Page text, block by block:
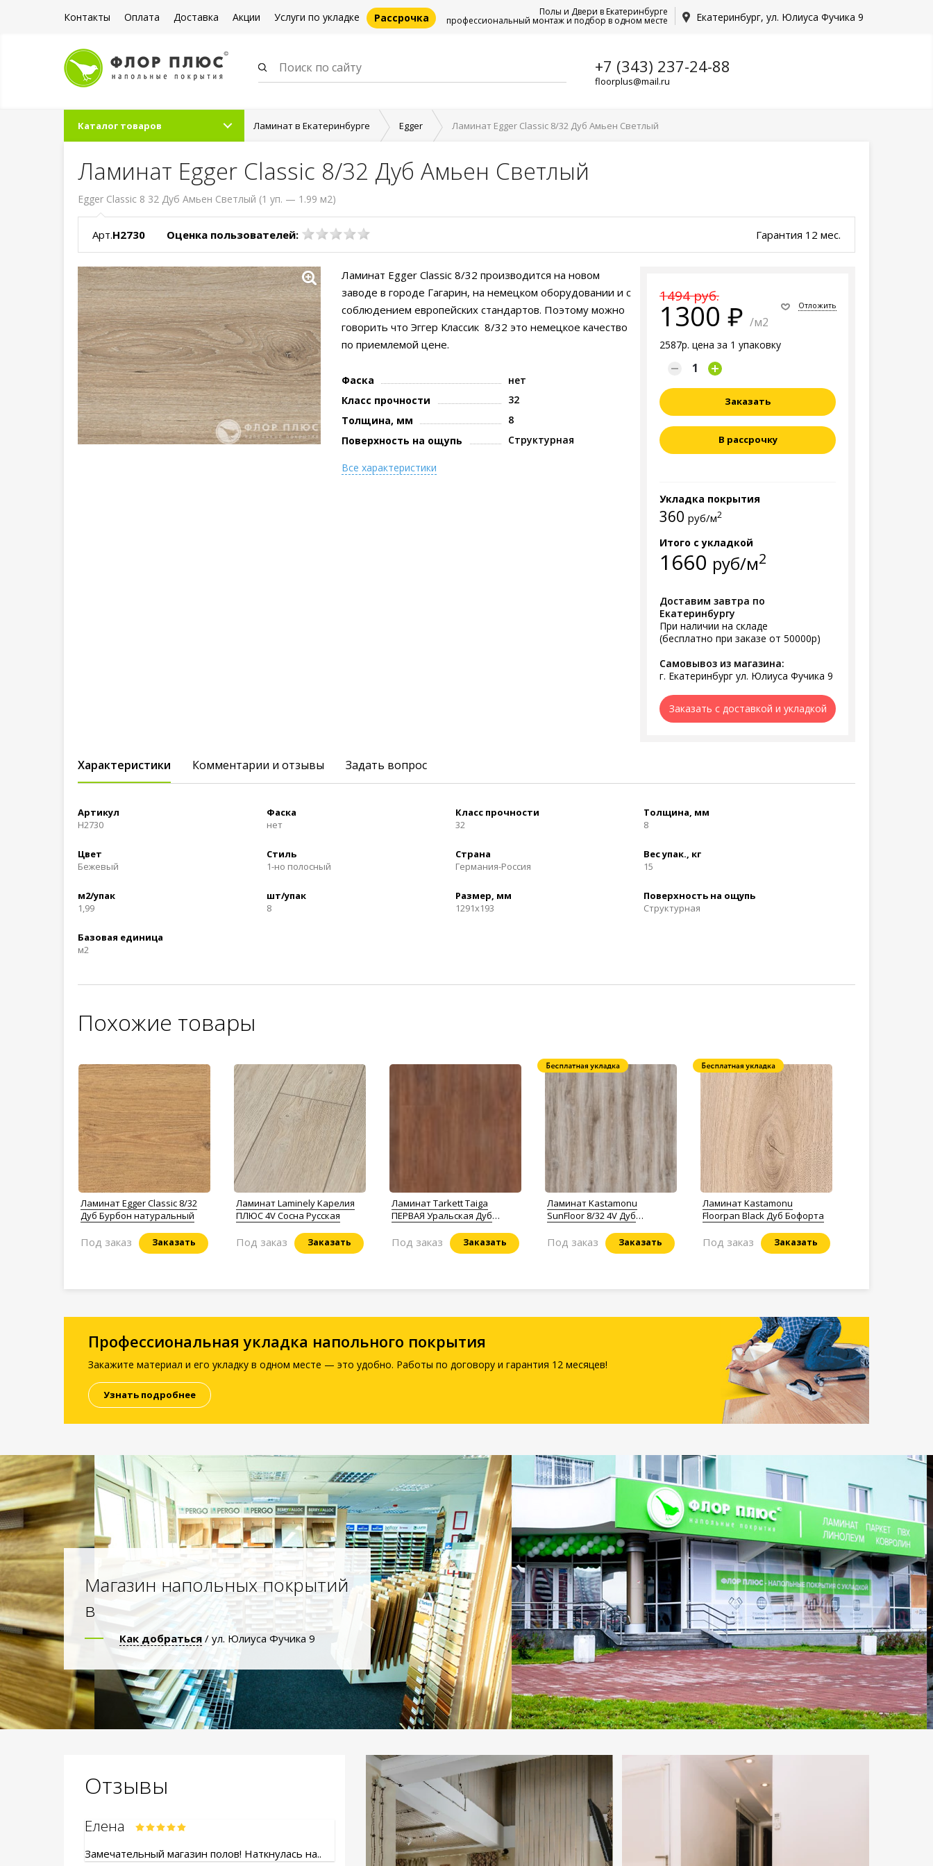
Контакты Оплата Доставка Акции Услуги по укладке Рассрочка Екатеринбург, ул. Юлиуса Фучика 9
Полы и Двери в Екатеринбурге
профессиональный монтаж и подбор в одном месте
+7 (343) 237-24-88
floorplus@mail.ru
Каталог товаров Ламинат в Екатеринбурге Egger Ламинат Egger Classic 8/32 Дуб Амьен Светлый
Ламинат Egger Classic 8/32 Дуб Амьен Светлый
Egger Classic 8 32 Дуб Амьен Светлый (1 уп. — 1.99 м2)
Арт.Н2730 Оценка пользователей: Гарантия 12 мес.
1494 руб.
1300 /м2
2587р. цена за 1 упаковку
Отложить
Заказать
В рассрочку
Укладка покрытия
360 руб/м2
Итого с укладкой
1660 руб/м2
Доставим завтра по
Екатеринбургу
При наличии на складе
(бесплатно при заказе от 50000р)
Самовывоз из магазина:
г. Екатеринбург ул. Юлиуса Фучика 9
Заказать с доставкой и укладкой
Ламинат Egger Classic 8/32 производится на новом
заводе в городе Гагарин, на немецком оборудовании и с
соблюдением европейских стандартов. Поэтому можно
говорить что Эггер Классик 8/32 это немецкое качество
по приемлемой цене.
Фаска
нет
Класс прочности
32
Толщина, мм
8
Поверхность на ощупь
Структурная
Все характеристики
Характеристики Комментарии и отзывы Задать вопрос
Артикул
Н2730
Фаска
нет
Класс прочности
32
Толщина, мм
8
Цвет
Бежевый
Стиль
1-но полосный
Страна
Германия-Россия
Вес упак., кг
15
м2/упак
1,99
шт/упак
8
Размер, мм
1291x193
Поверхность на ощупь
Структурная
Базовая единица
м2
Похожие товары
Ламинат Egger Classic 8/32
Дуб Бурбон натуральный
Заказать
Под заказ
Ламинат Laminely Карелия
ПЛЮС 4V Сосна Русская
Заказать
Под заказ
Ламинат Tarkett Taiga
ПЕРВАЯ Уральская Дуб
Заказать
Под заказ
Ламинат Kastamonu
SunFloor 8/32 4V Дуб
Заказать
Под заказ
Ламинат Kastamonu
Floorpan Black Дуб Бофорта
Заказать
Под заказ
Профессиональная укладка напольного покрытия
Закажите материал и его укладку в одном месте — это удобно. Работы по договору и гарантия 12 месяцев!
Узнать подробнее
Магазин напольных покрытий
в
Как добраться / ул. Юлиуса Фучика 9
Отзывы
Елена
Замечательный магазин полов! Наткнулась на..